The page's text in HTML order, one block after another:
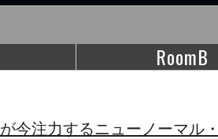
RoomB
今注力するニューノーマル